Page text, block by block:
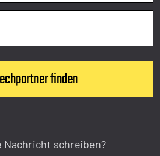
Nachricht schreiben?